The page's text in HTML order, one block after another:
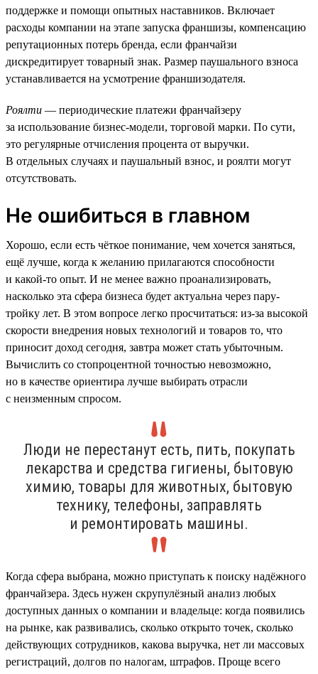
поддержке и помощи опытных наставников. Включает
расходы компании на этапе запуска франшизы, компенсацию
репутационных потерь бренда, если франчайзи
дискредитирует товарный знак. Размер паушального взноса
устанавливается на усмотрение франшизодателя.
Роялти — периодические платежи франчайзеру
за использование бизнес-модели, торговой марки. По сути,
это регулярные отчисления процента от выручки.
В отдельных случаях и паушальный взнос, и роялти могут
отсутствовать.
Не ошибиться в главном
Хорошо, если есть чёткое понимание, чем хочется заняться,
ещё лучше, когда к желанию прилагаются способности
и какой-то опыт. И не менее важно проанализировать,
насколько эта сфера бизнеса будет актуальна через пару-
тройку лет. В этом вопросе легко просчитаться: из-за высокой
скорости внедрения новых технологий и товаров то, что
приносит доход сегодня, завтра может стать убыточным.
Вычислить со стопроцентной точностью невозможно,
но в качестве ориентира лучше выбирать отрасли
с неизменным спросом.
Люди не перестанут есть, пить, покупать
лекарства и средства гигиены, бытовую
химию, товары для животных, бытовую
технику, телефоны, заправлять
и ремонтировать машины.
Когда сфера выбрана, можно приступать к поиску надёжного
франчайзера. Здесь нужен скрупулёзный анализ любых
доступных данных о компании и владельце: когда появились
на рынке, как развивались, сколько открыто точек, сколько
действующих сотрудников, какова выручка, нет ли массовых
регистраций, долгов по налогам, штрафов. Проще всего